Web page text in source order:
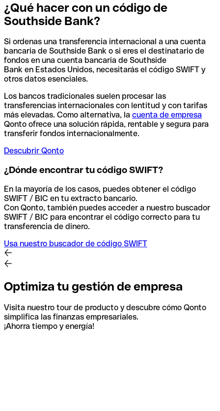
¿Qué hacer con un código de
Southside Bank?
Si ordenas una transferencia internacional a una cuenta
bancaria de Southside Bank o si eres el destinatario de
fondos en una cuenta bancaria de Southside
Bank en Estados Unidos, necesitarás el código SWIFT y
otros datos esenciales.
Los bancos tradicionales suelen procesar las
transferencias internacionales con lentitud y con tarifas
más elevadas. Como alternativa, la cuenta de empresa
Qonto ofrece una solución rápida, rentable y segura para
transferir fondos internacionalmente.
Descubrir Qonto
¿Dónde encontrar tu código SWIFT?
En la mayoría de los casos, puedes obtener el código
SWIFT / BIC en tu extracto bancario.
Con Qonto, también puedes acceder a nuestro buscador
SWIFT / BIC para encontrar el código correcto para tu
transferencia de dinero.
Usa nuestro buscador de código SWIFT
Optimiza tu gestión de empresa
Visita nuestro tour de producto y descubre cómo Qonto
simplifica las finanzas empresariales.
¡Ahorra tiempo y energía!